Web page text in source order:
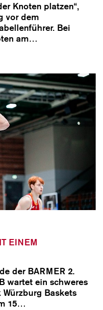
Knoten platzen“,
vor dem
Bei
am…
EINEM
der BARMER 2.
wartet ein schweres
Baskets
15…